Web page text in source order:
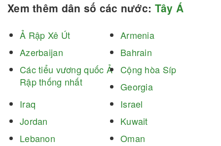
Xem thêm dân số các nước: Tây Á
Ả Rập Xê Út
Armenia
Azerbaijan
Bahrain
Các tiểu vương quốc Ả
Rập thống nhất
Cộng hòa Síp
Georgia
Iraq
Israel
Jordan
Kuwait
Lebanon
Oman